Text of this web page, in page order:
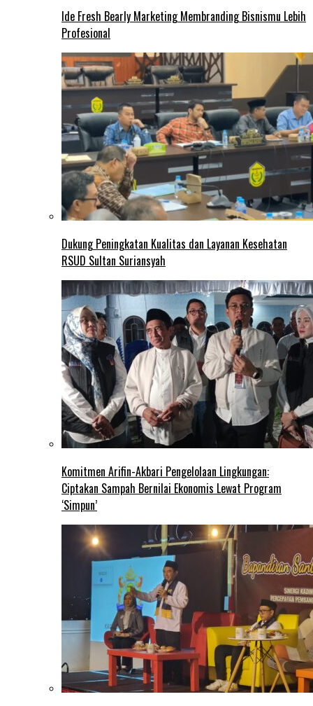
Ide Fresh Bearly Marketing Membranding Bisnismu Lebih
Profesional
Dukung Peningkatan Kualitas dan Layanan Kesehatan
RSUD Sultan Suriansyah
Komitmen Arifin-Akbari Pengelolaan Lingkungan:
Ciptakan Sampah Bernilai Ekonomis Lewat Program
‘Simpun’